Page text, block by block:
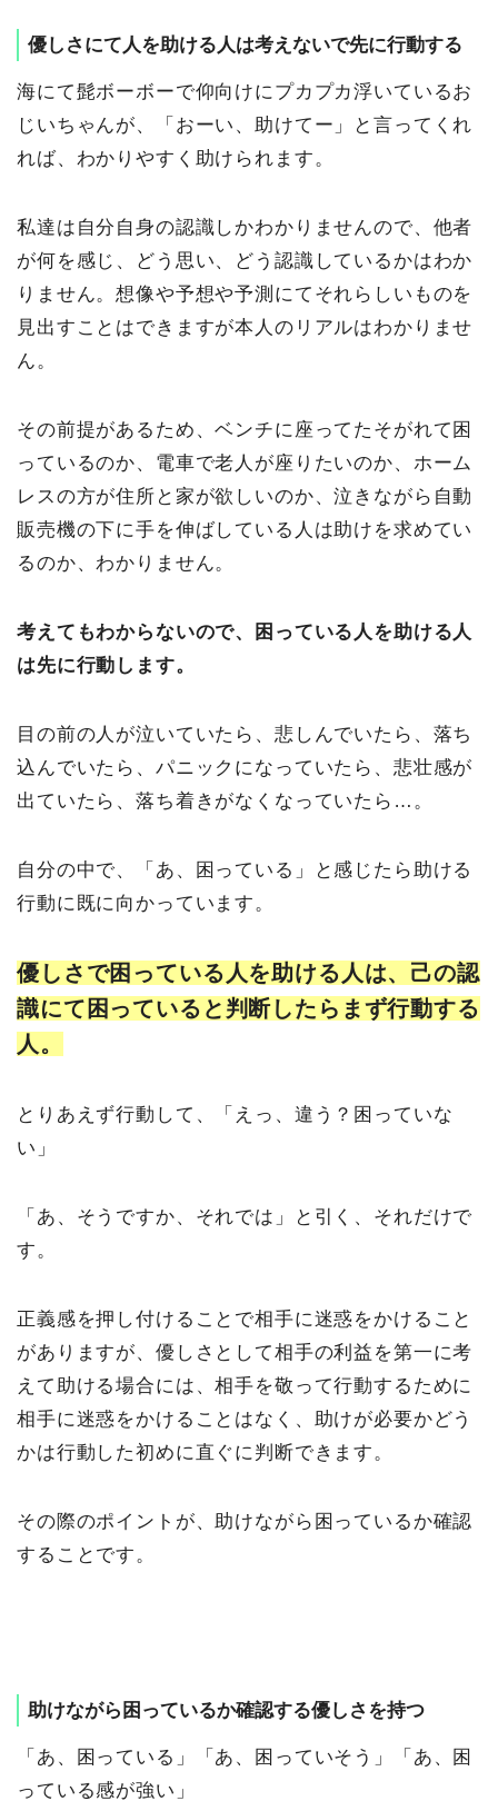
優しさにて人を助ける人は考えないで先に行動する
海にて髭ボーボーで仰向けにプカプカ浮いているお
じいちゃんが、「おーい、助けてー」と言ってくれ
れば、わかりやすく助けられます。
私達は自分自身の認識しかわかりませんので、他者
が何を感じ、どう思い、どう認識しているかはわか
りません。想像や予想や予測にてそれらしいものを
見出すことはできますが本人のリアルはわかりませ
ん。
その前提があるため、ベンチに座ってたそがれて困
っているのか、電車で老人が座りたいのか、ホーム
レスの方が住所と家が欲しいのか、泣きながら自動
販売機の下に手を伸ばしている人は助けを求めてい
るのか、わかりません。
考えてもわからないので、困っている人を助ける人
は先に行動します。
目の前の人が泣いていたら、悲しんでいたら、落ち
込んでいたら、パニックになっていたら、悲壮感が
出ていたら、落ち着きがなくなっていたら…。
自分の中で、「あ、困っている」と感じたら助ける
行動に既に向かっています。
優しさで困っている人を助ける人は、己の認
識にて困っていると判断したらまず行動する
人。
とりあえず行動して、「えっ、違う？困っていな
い」
「あ、そうですか、それでは」と引く、それだけで
す。
正義感を押し付けることで相手に迷惑をかけること
がありますが、優しさとして相手の利益を第一に考
えて助ける場合には、相手を敬って行動するために
相手に迷惑をかけることはなく、助けが必要かどう
かは行動した初めに直ぐに判断できます。
その際のポイントが、助けながら困っているか確認
することです。
助けながら困っているか確認する優しさを持つ
「あ、困っている」「あ、困っていそう」「あ、困
っている感が強い」